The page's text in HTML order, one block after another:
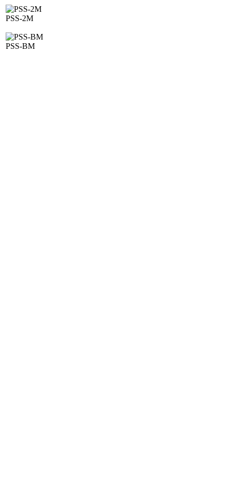
PSS-2M
PSS-BM